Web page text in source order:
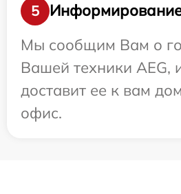
5
Информирование
Мы сообщим Вам о
Вашей техники AEG,
доставит ее к вам
офис.